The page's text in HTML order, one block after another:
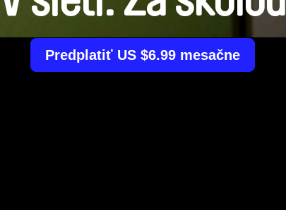
Predplatiť US $6.99 mesačne